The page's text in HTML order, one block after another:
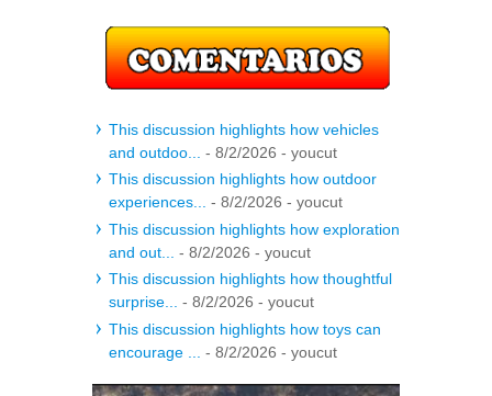
This discussion highlights how vehicles
and outdoo...
- 8/2/2026 - youcut
This discussion highlights how outdoor
experiences...
- 8/2/2026 - youcut
This discussion highlights how exploration
and out...
- 8/2/2026 - youcut
This discussion highlights how thoughtful
surprise...
- 8/2/2026 - youcut
This discussion highlights how toys can
encourage ...
- 8/2/2026 - youcut